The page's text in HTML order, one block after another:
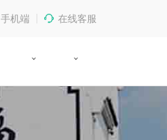
手机端 在线客服